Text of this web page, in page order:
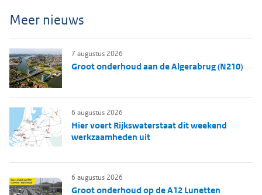
Meer nieuws
Groot onderhoud aan de Algerabrug (N210)
7 augustus 2026
Hier voert Rijkswaterstaat dit weekend
werkzaamheden uit
6 augustus 2026
Groot onderhoud op de A12 Lunetten
6 augustus 2026